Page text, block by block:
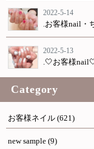
2022-5-14
.お客様nail・
2022-5-13
.🤍お客様
Category
お客様ネイル (621)
new sample (9)